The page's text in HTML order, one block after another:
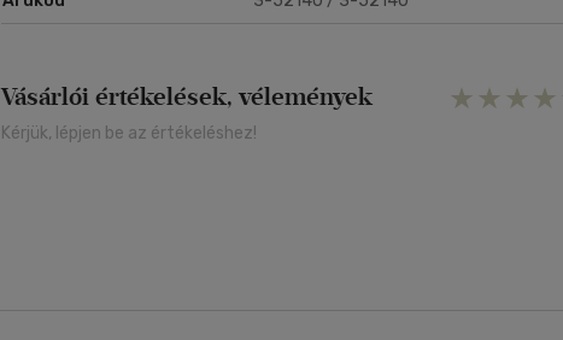
Vásárlói értékelések, vélemények
Kérjük, lépjen be az értékeléshez!